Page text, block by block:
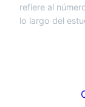
refiere al
lo largo del